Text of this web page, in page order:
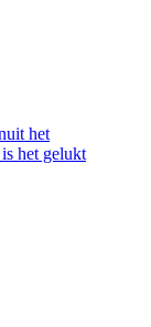
het
het gelukt